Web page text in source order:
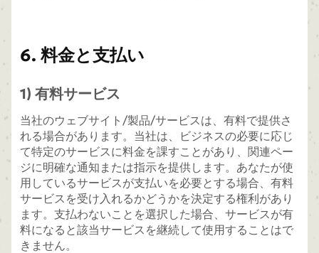
6. 料金と支払い
1) 有料サービス
当社のウェブサイト/製品/サービスは、有料で提供さ
れる場合があります。当社は、ビジネスの必要に応じ
て特定のサービスに料金を課すことがあり、関連ペー
ジに明確な通知または指示を提供します。あなたが使
用しているサービスが支払いを必要とする場合、有料
サービスを受け入れるかどうかを決定する権利があり
ます。支払わないことを選択した場合、サービスが有
料になると該当サービスを継続して使用することはで
きません。